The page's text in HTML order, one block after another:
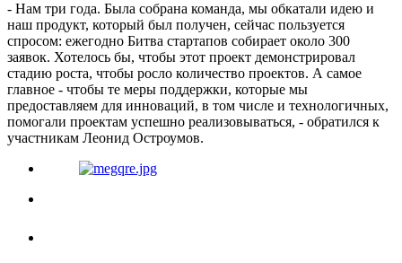
- Нам три года. Была собрана команда, мы обкатали идею и
наш продукт, который был получен, сейчас пользуется
спросом: ежегодно Битва стартапов собирает около 300
заявок. Хотелось бы, чтобы этот проект демонстрировал
стадию роста, чтобы росло количество проектов. А самое
главное - чтобы те меры поддержки, которые мы
предоставляем для инноваций, в том числе и технологичных,
помогали проектам успешно реализовываться, - обратился к
участникам Леонид Остроумов.